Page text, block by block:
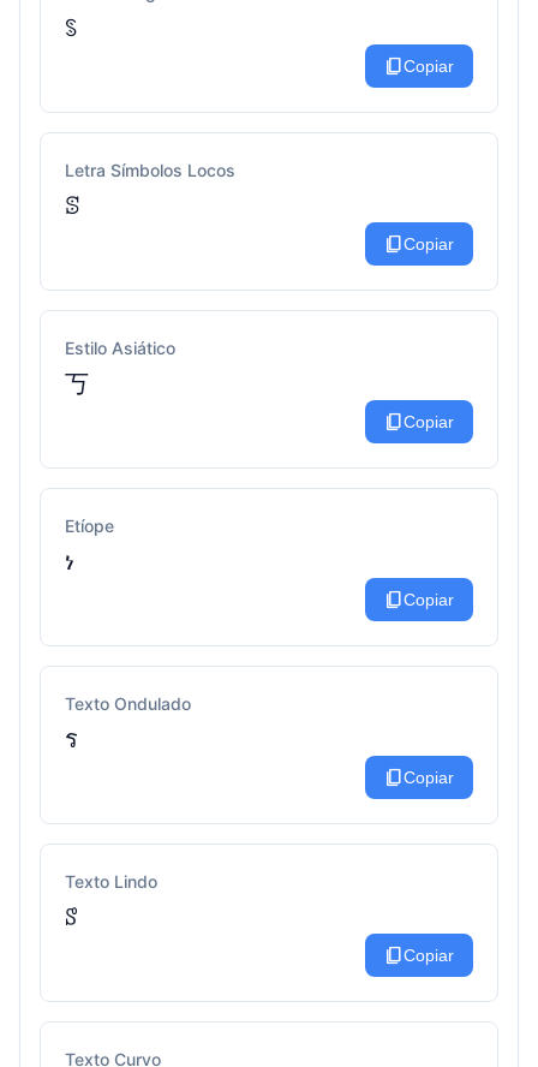
ꌗ
content_copyCopiar
Letra Símbolos Locos
ꕷ
content_copyCopiar
Estilo Asiático
丂
content_copyCopiar
Etíope
ነ
content_copyCopiar
Texto Ondulado
ร
content_copyCopiar
Texto Lindo
ꑄ
content_copyCopiar
Texto Curvo